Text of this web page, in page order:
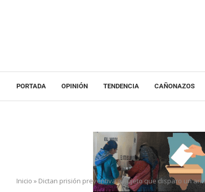
PORTADA OPINIÓN TENDENCIA CAÑONAZOS
Inicio » Dictan prisión preventiva a sujeto que disparo un